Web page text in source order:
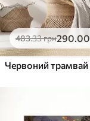
483.33грн290.00